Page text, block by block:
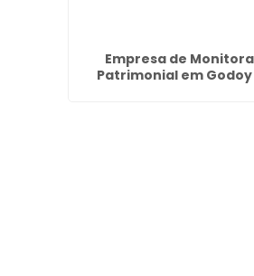
Empresa de
Patrimonial em Godoy